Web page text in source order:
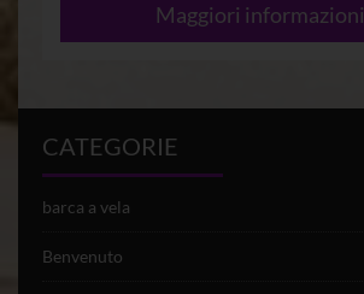
Maggiori informazioni
CATEGORIE
barca a vela
Benvenuto